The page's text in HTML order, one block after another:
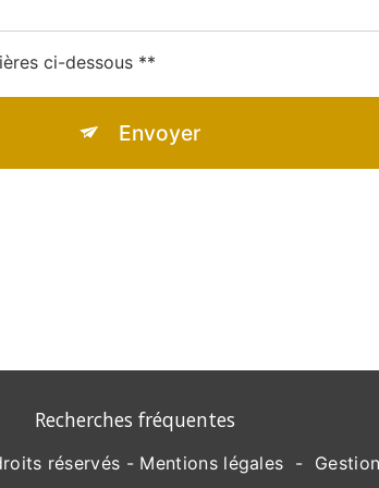
ci-dessous **
Envoyer
contacter et sont enregistrées dans un fichier informatisé.
aux seuls destinataires suivants: DLT Pharma
de portabilité, de limitation, d’opposition, de retrait
le sort de vos données post-mortem. Vous pouvez
Un justificatif d'identité pourra vous être
et de gestion des contentieux. Vous avez le droit de
pour plus d’informations sur vos droits.
Recherches fréquentes
réservés - Mentions légales -